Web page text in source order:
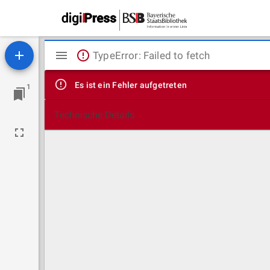
1
Mirador
Viewer
TypeError: Failed to fetch
Es ist ein Fehler aufgetreten
Technische Details